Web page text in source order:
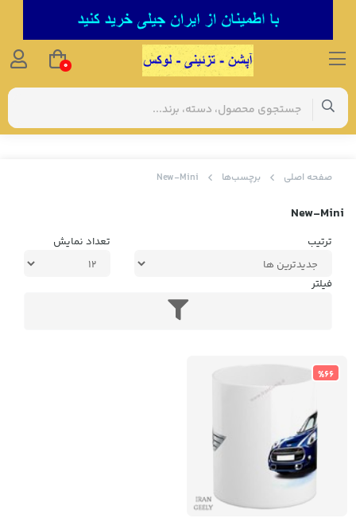
صفحه اصلی برچسب‌ها New-Mini
New-Mini
ترتیب تعداد نمایش
فیلتر
%66
0